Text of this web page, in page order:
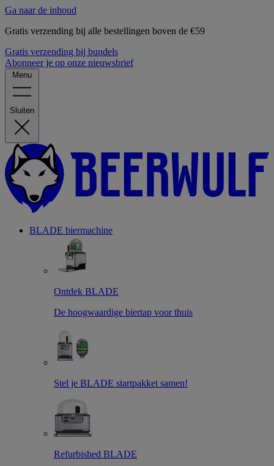
Ga naar de inhoud
Gratis verzending bij alle bestellingen boven de €59
Gratis verzending bij bundels
Abonneer je op onze nieuwsbrief
Menu
Sluiten
BLADE biermachine
Ontdek BLADE
De hoogwaardige biertap voor thuis
Stel je BLADE startpakket samen!
Refurbished BLADE